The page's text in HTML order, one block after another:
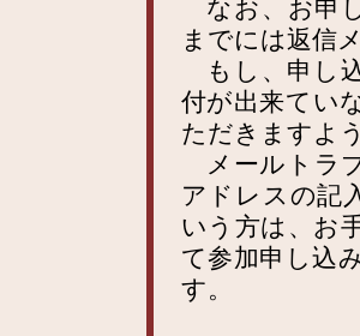
なお、お申
までには返信
もし、申し
付が出来てい
ただきますよ
メールトラ
アドレスの記
いう方は、お
て参加申し込
す。